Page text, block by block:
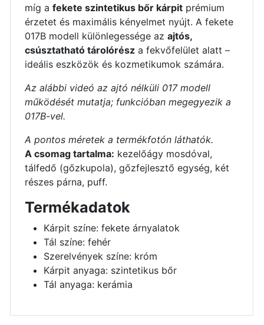
míg a fekete szintetikus bőr kárpit prémium
érzetet és maximális kényelmet nyújt. A fekete
017B modell különlegessége az ajtós,
csúsztatható tárolórész a fekvőfelület alatt –
ideális eszközök és kozmetikumok számára.
Az alábbi videó az ajtó nélküli 017 modell
működését mutatja; funkcióban megegyezik a
017B-vel.
A pontos méretek a termékfotón láthatók.
A csomag tartalma: kezelőágy mosdóval,
tálfedő (gőzkupola), gőzfejlesztő egység, két
részes párna, puff.
Termékadatok
Kárpit színe: fekete árnyalatok
Tál színe: fehér
Szerelvények színe: króm
Kárpit anyaga: szintetikus bőr
Tál anyaga: kerámia